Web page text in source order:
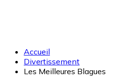
Accueil
Divertissement
Les Meilleures Blagues